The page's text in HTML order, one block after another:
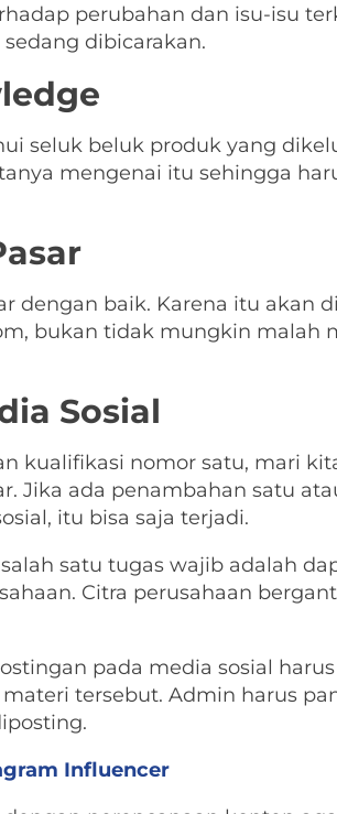
perubahan dan isu-isu
dibicarakan.
seluk beluk produk yang
mengenai itu sehingga
dengan baik. Karena itu akan
bukan tidak mungkin malah
Sosial
kualifikasi nomor satu, mari
Jika ada penambahan satu
itu bisa saja terjadi.
salah satu tugas wajib adalah
Citra perusahaan
pada media sosial
tersebut. Admin harus
Influencer